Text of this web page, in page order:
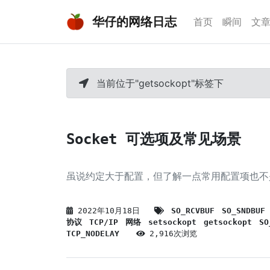
华仔的网络日志 首页 瞬间 文
当前位于"getsockopt"标签下
Socket 可选项及常见场景
虽说约定大于配置，但了解一点常用配置项也
2022年10月18日 SO_RCVBUF
SO_SNDBUF
协议
TCP/IP 网络 setsockopt getsockopt
TCP_NODELAY
2,916次浏览